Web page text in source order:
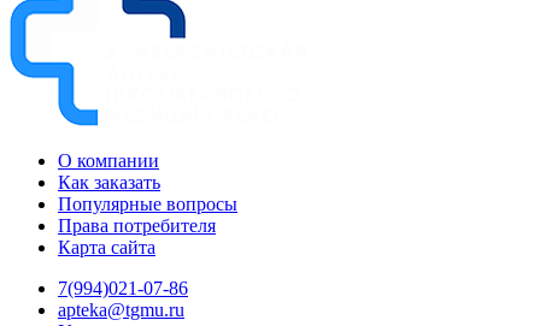
О компании
Как заказать
Популярные вопросы
Права потребителя
Карта сайта
7(994)021-07-86
apteka@tgmu.ru